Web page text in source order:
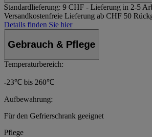
Standardlieferung: 9 CHF - Lieferung in 2-5
Versandkostenfreie Lieferung ab CHF 50
Details finden Sie hier
Gebrauch & Pflege
Temperaturbereich:
-23℃ bis 260℃
Aufbewahrung:
Für den Gefrierschrank geeignet
Pflege